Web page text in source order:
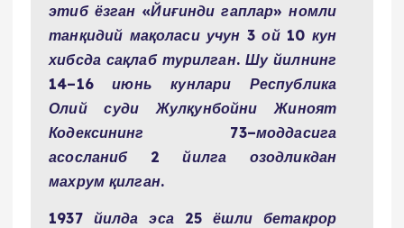
этиб ёзган «Йиғинди гаплар» номли
танқидий мақоласи учун 3 ой 10 кун
хибсда сақлаб турилган. Шу йилнинг
14–16 июнь кунлари Республика
Олий суди Жулқунбойни Жиноят
Кодексининг 73–моддасига
асосланиб 2 йилга озодликдан
махрум қилган.
1937 йилда эса 25 ёшли бетакрор